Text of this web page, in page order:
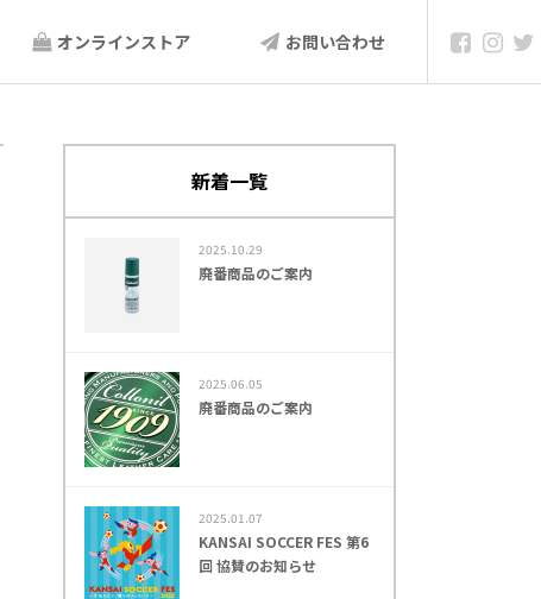
オンラインストア お問い合わせ
新着一覧
2025.10.29
廃番商品のご案内
2025.06.05
廃番商品のご案内
2025.01.07
KANSAI SOCCER FES 第6
回 協賛のお知らせ